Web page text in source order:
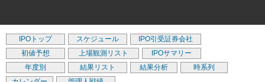
IPOトップ スケジュール
IPO引受証券会社
初値予想
上場観測リスト
IPOサマリー
年度別
結果リスト 結果分析
時系列